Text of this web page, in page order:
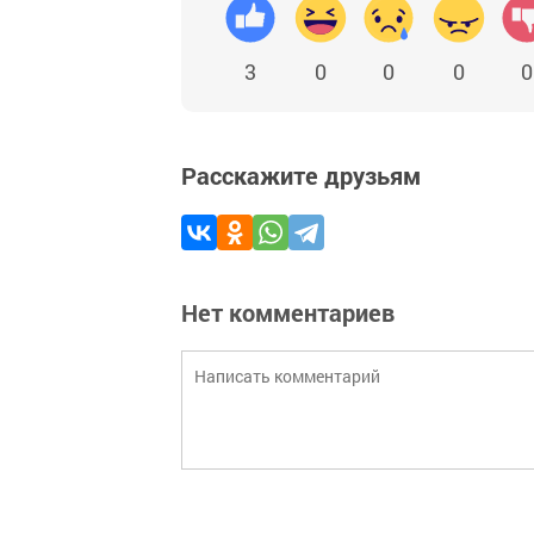
3 0 0 0 0
Расскажите друзьям
Нет комментариев